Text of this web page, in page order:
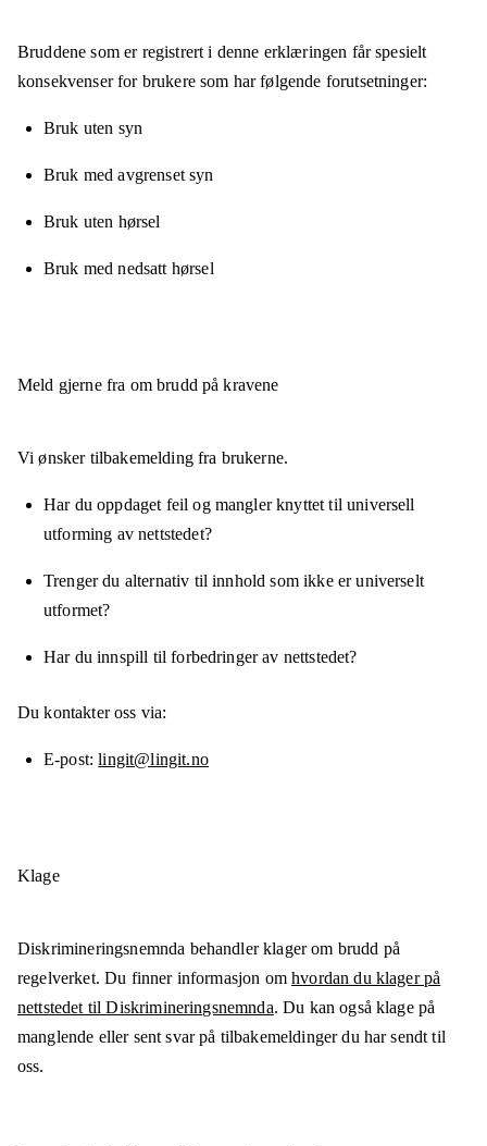
Bruddene som er registrert i denne erklæringen får spesielt
konsekvenser for brukere som har følgende forutsetninger:
Bruk uten syn
Bruk med avgrenset syn
Bruk uten hørsel
Bruk med nedsatt hørsel
Meld gjerne fra om brudd på kravene
Vi ønsker tilbakemelding fra brukerne.
Har du oppdaget feil og mangler knyttet til universell
utforming av nettstedet?
Trenger du alternativ til innhold som ikke er universelt
utformet?
Har du innspill til forbedringer av nettstedet?
Du kontakter oss via:
E-post lingit@lingit.no
Klage
Diskrimineringsnemnda behandler klager om brudd på
regelverket. Du finner informasjon omhvordan du klager på
nettstedet til Diskrimineringsnemnda. Du kan også klage på
manglende eller sent svar på tilbakemeldinger du har sendt til
oss.